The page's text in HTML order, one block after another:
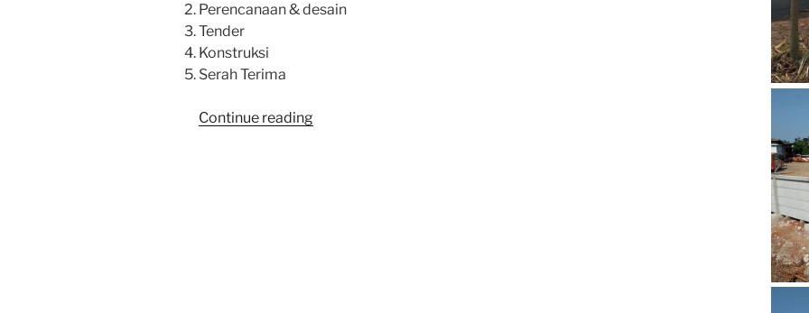
Perencanaan & desain
Tender
Konstruksi
Serah Terima
Continue reading“AKTIVITAS